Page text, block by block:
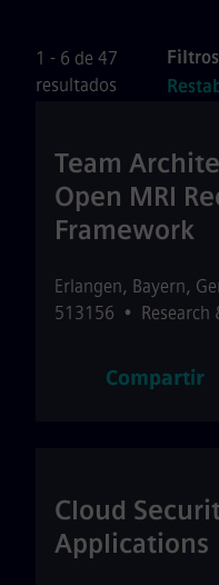
1 - 6 de 47
resultados
Team
Open MRI
Framework
Erlangen, Bayern,
513156 •
Compartir
Cloud
Applications